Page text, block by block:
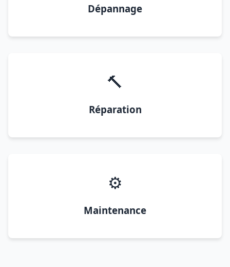
Dépannage
🔨
Réparation
⚙️
Maintenance